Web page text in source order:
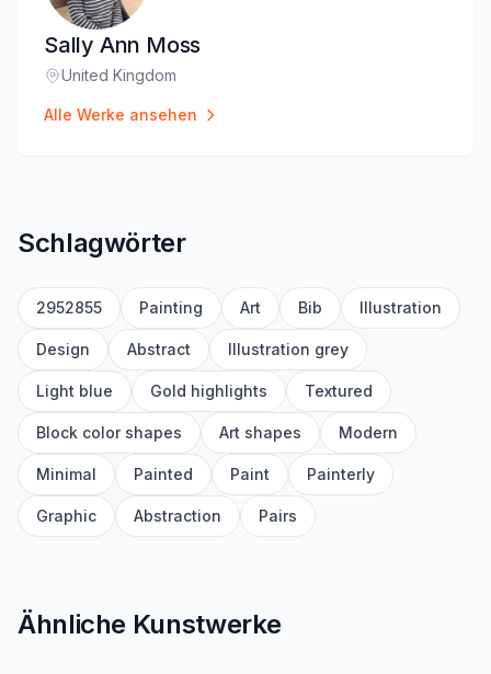
Sally Ann Moss
Standort:
United Kingdom
Alle Werke ansehen
Schlagwörter
2952855 Painting Art Bib Illustration
Design Abstract Illustration grey
Light blue Gold highlights Textured
Block color shapes Art shapes Modern
Minimal Painted Paint Painterly
Graphic Abstraction Pairs
Ähnliche Kunstwerke